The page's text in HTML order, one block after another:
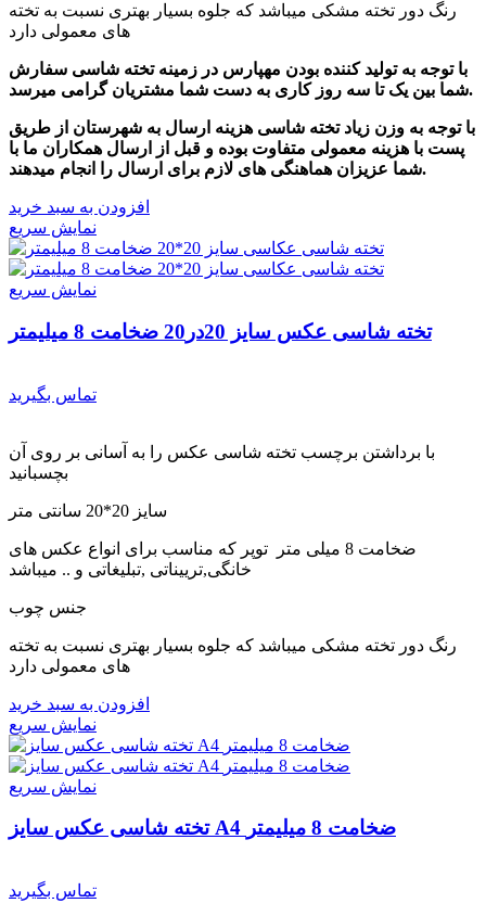
رنگ دور تخته مشکی میباشد که جلوه بسیار بهتری نسبت به تخته
های معمولی دارد
با توجه به تولید کننده بودن مهپارس در زمینه تخته شاسی سفارش
شما بین یک تا سه روز کاری به دست شما مشتریان گرامی میرسد.
با توجه به وزن زیاد تخته شاسی هزینه ارسال به شهرستان از طریق
پست با هزینه معمولی متفاوت بوده و قبل از ارسال همکاران ما با
شما عزیزان هماهنگی های لازم برای ارسال را انجام میدهند.
افزودن به سبد خرید
نمایش سریع
نمایش سریع
تخته شاسی عکس سایز 20در20 ضخامت 8 میلیمتر
تماس بگیرید
با برداشتن برچسب تخته شاسی عکس را به آسانی بر روی آن
بچسبانید
سایز 20*20 سانتی متر
ضخامت 8 میلی متر توپر که مناسب برای انواع عکس های
خانگی,ترییناتی ,تبلیغاتی و .. میباشد
جنس چوب
رنگ دور تخته مشکی میباشد که جلوه بسیار بهتری نسبت به تخته
های معمولی دارد
افزودن به سبد خرید
نمایش سریع
نمایش سریع
تخته شاسی عکس سایز A4 ضخامت 8 میلیمتر
تماس بگیرید